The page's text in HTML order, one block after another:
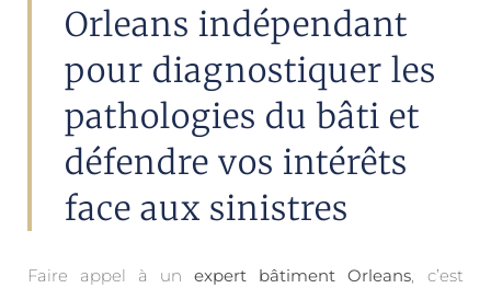
Orleans indépendant
pour diagnostiquer les
pathologies du bâti et
défendre vos intérêts
face aux sinistres
Faire appel à un expert bâtiment Orleans, c’est